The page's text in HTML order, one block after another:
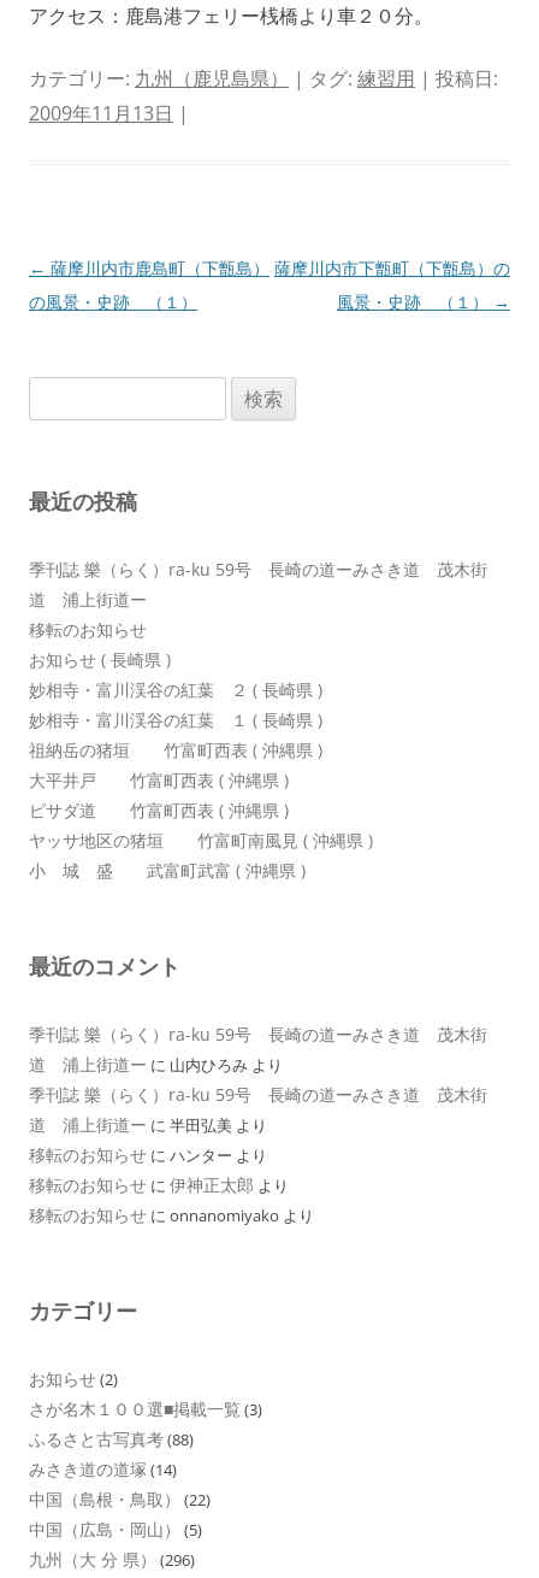
アクセス：鹿島港フェリー桟橋より車２０分。
カテゴリー: 九州（鹿児島県） | タグ: 練習用 | 投稿日:
2009年11月13日 |
投
稿
ョ
← 薩摩川内市鹿島町（下甑島）
の風景・史跡 （１）
薩摩川内市下甑町（下甑島）の
風景・史跡 （１）
→
索:
最近の投稿
季刊誌 樂（らく）ra-ku 59号 長崎の道ーみさき道 茂木街
道 浦上街道ー
移転のお知らせ
お知らせ ( 長崎県 )
妙相寺・富川渓谷の紅葉 ２ ( 長崎県 )
妙相寺・富川渓谷の紅葉 １ ( 長崎県 )
祖納岳の猪垣 竹富町西表 ( 沖縄県 )
大平井戸 竹富町西表 ( 沖縄県 )
ピサダ道 竹富町西表 ( 沖縄県 )
ヤッサ地区の猪垣 竹富町南風見 ( 沖縄県 )
小 城 盛 武富町武富 ( 沖縄県 )
最近のコメント
季刊誌 樂（らく）ra-ku 59号 長崎の道ーみさき道 茂木街
道 浦上街道ー に 山内ひろみ より
季刊誌 樂（らく）ra-ku 59号 長崎の道ーみさき道 茂木街
道 浦上街道ー に 半田弘美 より
移転のお知らせ に ハンター より
移転のお知らせ に 伊神正太郎 より
移転のお知らせ に onnanomiyako より
カテゴリー
お知らせ(2)
さが名木１００選■掲載一覧 (3)
ふるさと古写真考(88)
みさき道の道塚 (14)
中国（島根・鳥取） (22)
中国（広島・岡山） (5)
九州（大 分 県） (296)